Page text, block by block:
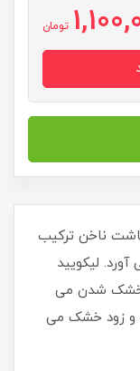
تومان
ناخن ترکیب
لیکویید
خشک شدن می
و زود خشک می